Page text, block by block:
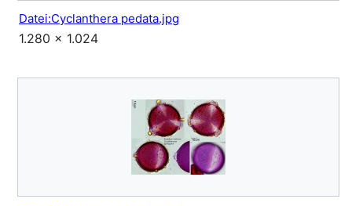
Datei:Cyclanthera pedata.jpg
1.280 × 1.024